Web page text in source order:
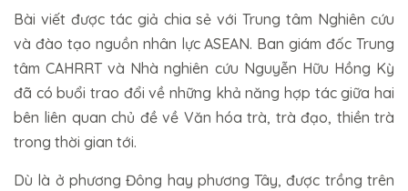
Bài viết được tác giả chia sẻ với Trung tâm Nghiên cứu
và đào tạo nguồn nhân lực ASEAN. Ban giám đốc Trung
tâm CAHRRT và Nhà nghiên cứu Nguyễn Hữu Hồng Kỳ
đã có buổi trao đổi về những khả năng hợp tác giữa hai
bên liên quan chủ đề về Văn hóa trà, trà đạo, thiền trà
trong thời gian tới.
Dù là ở phương Đông hay phương Tây, được trồng trên